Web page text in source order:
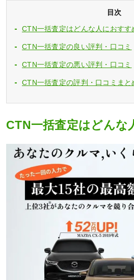
目次
CTN一括査定はどんな人におすす
CTN一括査定の良い評判・口コミ
CTN一括査定の悪い評判・口コミ
CTN一括査定の評判・口コミまと
CTN一括査定はどんな